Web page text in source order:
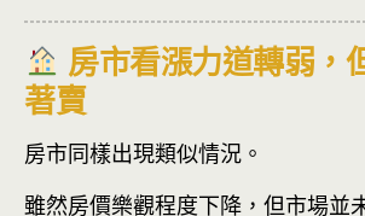
房市看漲力道轉弱，
著賣
房市同樣出現類似情況。
雖然房價樂觀程度下降，但市場並